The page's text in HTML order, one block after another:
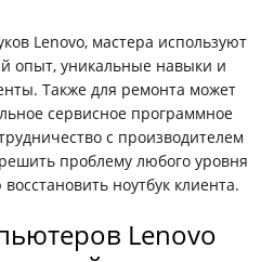
Lenovo, мастера используют
опыт, уникальные навыки и
Также для ремонта может
сервисное программное
с производителем
проблему любого уровня
ноутбук клиента.
Lenovo